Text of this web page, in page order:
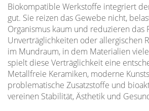
Biokompatible Werkstoffe integriert
gut. Sie reizen das Gewebe nicht,
Organismus kaum und reduzieren das
Unverträglichkeiten oder allergischen
im Mundraum, in dem Materialien
spielt diese Verträglichkeit eine
Metallfreie Keramiken, moderne
problematische Zusatzstoffe und
vereinen Stabilität, Ästhetik und